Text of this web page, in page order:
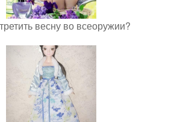
весну во всеоружии?